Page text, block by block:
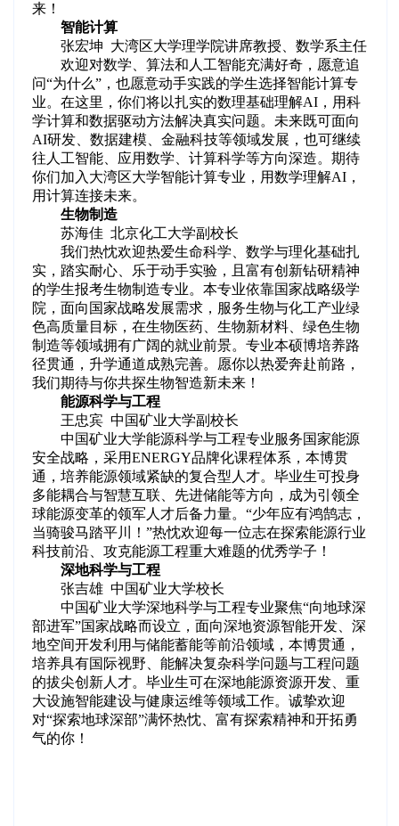
来！
智能计算
张宏坤 大湾区大学理学院讲席教授、数学系主任
欢迎对数学、算法和人工智能充满好奇，愿意追
问“为什么”，也愿意动手实践的学生选择智能计算专
业。在这里，你们将以扎实的数理基础理解AI，用科
学计算和数据驱动方法解决真实问题。未来既可面向
AI研发、数据建模、金融科技等领域发展，也可继续
往人工智能、应用数学、计算科学等方向深造。期待
你们加入大湾区大学智能计算专业，用数学理解AI，
用计算连接未来。
生物制造
苏海佳 北京化工大学副校长
我们热忱欢迎热爱生命科学、数学与理化基础扎
实，踏实耐心、乐于动手实验，且富有创新钻研精神
的学生报考生物制造专业。本专业依靠国家战略级学
院，面向国家战略发展需求，服务生物与化工产业绿
色高质量目标，在生物医药、生物新材料、绿色生物
制造等领域拥有广阔的就业前景。专业本硕博培养路
径贯通，升学通道成熟完善。愿你以热爱奔赴前路，
我们期待与你共探生物智造新未来！
能源科学与工程
王忠宾 中国矿业大学副校长
中国矿业大学能源科学与工程专业服务国家能源
安全战略，采用ENERGY品牌化课程体系，本博贯
通，培养能源领域紧缺的复合型人才。毕业生可投身
多能耦合与智慧互联、先进储能等方向，成为引领全
球能源变革的领军人才后备力量。“少年应有鸿鹄志，
当骑骏马踏平川！”热忱欢迎每一位志在探索能源行业
科技前沿、攻克能源工程重大难题的优秀学子！
深地科学与工程
张吉雄 中国矿业大学校长
中国矿业大学深地科学与工程专业聚焦“向地球深
部进军”国家战略而设立，面向深地资源智能开发、深
地空间开发利用与储能蓄能等前沿领域，本博贯通，
培养具有国际视野、能解决复杂科学问题与工程问题
的拔尖创新人才。毕业生可在深地能源资源开发、重
大设施智能建设与健康运维等领域工作。诚挚欢迎
对“探索地球深部”满怀热忱、富有探索精神和开拓勇
气的你！